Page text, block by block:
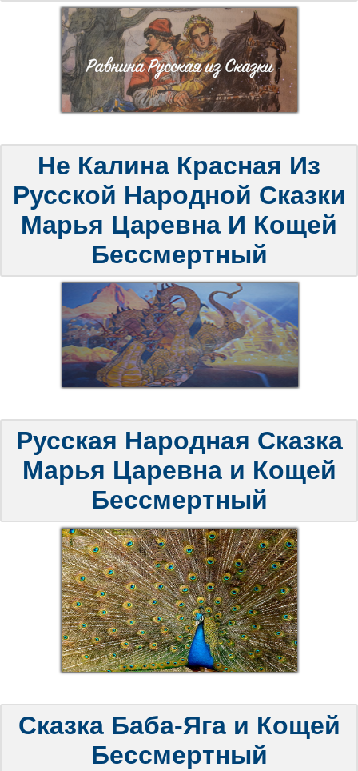
Не Калина Красная Из
Русской Народной Сказки
Марья Царевна И Кощей
Бессмертный
Русская Народная Сказка
Марья Царевна и Кощей
Бессмертный
Сказка Баба-Яга и Кощей
Бессмертный